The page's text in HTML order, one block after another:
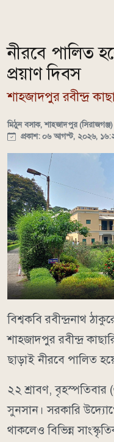
নীরবে পালিত
প্রয়াণ দিবস
শাহজাদপুর রবীন্দ্র
মিঠুন বসাক, শাহজাদপুর (সিরাজগঞ্জ)
প্রকাশ: ০৬ আগস্ট, ২০২৬,
বিশ্বকবি রবীন্দ্রনাথ
শাহজাদপুর রবীন্দ্র
ছাড়াই নীরবে পালিত
২২ শ্রাবণ, বৃহস্পতিবার
সুনসান। সরকারি
থাকলেও বিভিন্ন